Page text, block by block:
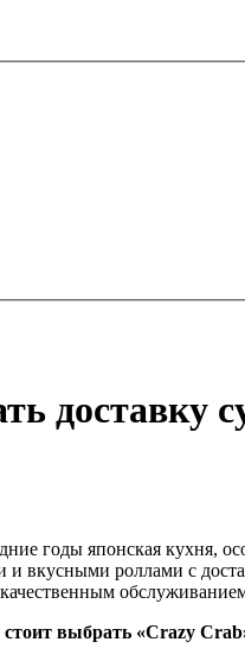
доставку
годы японская кухня,
и вкусными роллами с
выбрать «Crazy